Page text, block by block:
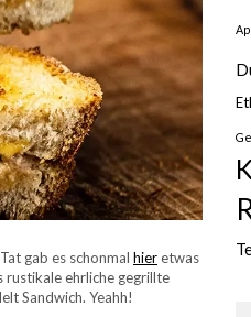
gab es schonmal hieretwas
rustikale ehrliche gegrillte
Sandwich. Yeahh!